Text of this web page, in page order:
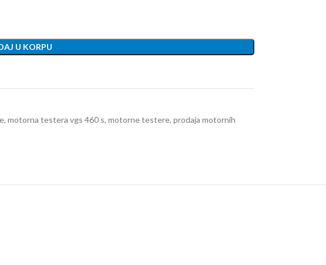
U KORPU
, motorna testera vgs 460 s, motorne testere, prodaja motornih